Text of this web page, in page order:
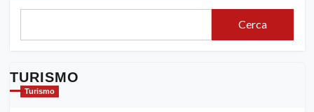
Cerca
TURISMO
Turismo